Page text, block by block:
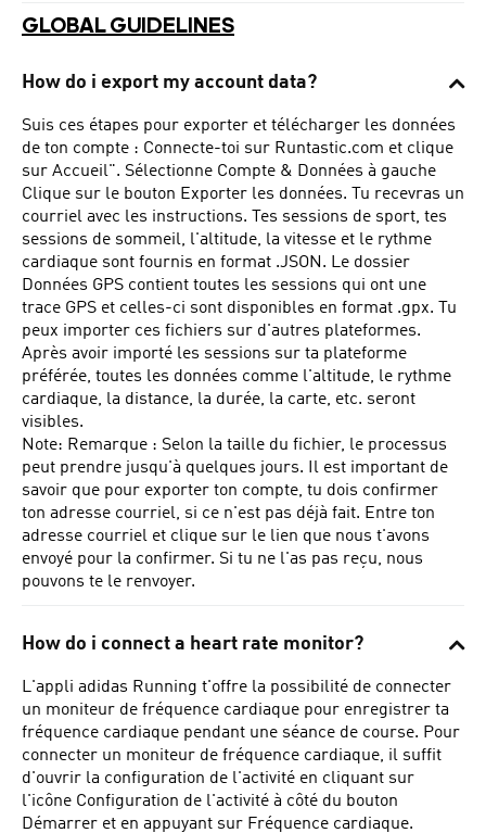
GLOBAL GUIDELINES
How do i export my account data?
Suis ces étapes pour exporter et télécharger les données
de ton compte : Connecte-toi sur Runtastic.com et clique
sur Accueil". Sélectionne Compte & Données à gauche
Clique sur le bouton Exporter les données. Tu recevras un
courriel avec les instructions. Tes sessions de sport, tes
sessions de sommeil, l'altitude, la vitesse et le rythme
cardiaque sont fournis en format .JSON. Le dossier
Données GPS contient toutes les sessions qui ont une
trace GPS et celles-ci sont disponibles en format .gpx. Tu
peux importer ces fichiers sur d'autres plateformes.
Après avoir importé les sessions sur ta plateforme
préférée, toutes les données comme l'altitude, le rythme
cardiaque, la distance, la durée, la carte, etc. seront
visibles.
Note: Remarque : Selon la taille du fichier, le processus
peut prendre jusqu'à quelques jours. Il est important de
savoir que pour exporter ton compte, tu dois confirmer
ton adresse courriel, si ce n'est pas déjà fait. Entre ton
adresse courriel et clique sur le lien que nous t'avons
envoyé pour la confirmer. Si tu ne l'as pas reçu, nous
pouvons te le renvoyer.
How do i connect a heart rate monitor?
L'appli adidas Running t'offre la possibilité de connecter
un moniteur de fréquence cardiaque pour enregistrer ta
fréquence cardiaque pendant une séance de course. Pour
connecter un moniteur de fréquence cardiaque, il suffit
d'ouvrir la configuration de l'activité en cliquant sur
l'icône Configuration de l'activité à côté du bouton
Démarrer et en appuyant sur Fréquence cardiaque.